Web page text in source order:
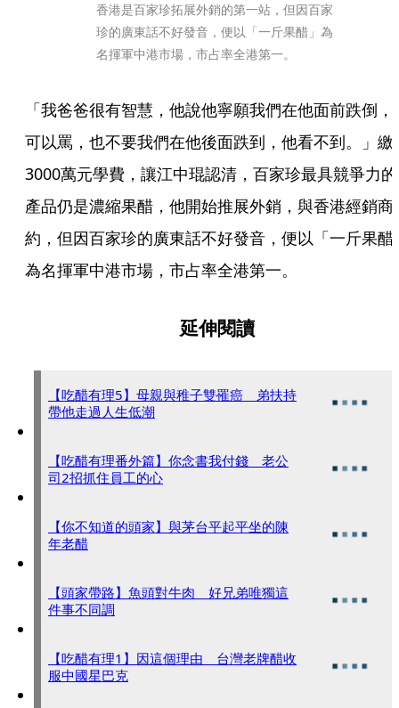
香港是百家珍拓展外銷的第一站，但因百家
珍的廣東話不好發音，便以「一斤果醋」為
名揮軍中港市場，市占率全港第一。
「我爸爸很有智慧，他說他寧願我們在他面前跌倒，
可以罵，也不要我們在他後面跌到，他看不到。」繳
3000萬元學費，讓江中琨認清，百家珍最具競爭力的
產品仍是濃縮果醋，他開始推展外銷，與香港經銷商
約，但因百家珍的廣東話不好發音，便以「一斤果醋
為名揮軍中港市場，市占率全港第一。
延伸閱讀
【吃醋有理5】母親與稚子雙罹癌 弟扶持
帶他走過人生低潮
【吃醋有理番外篇】你念書我付錢 老公
司2招抓住員工的心
【你不知道的頭家】與茅台平起平坐的陳
年老醋
【頭家帶路】魚頭對牛肉 好兄弟唯獨這
件事不同調
【吃醋有理1】因這個理由 台灣老牌醋收
服中國星巴克